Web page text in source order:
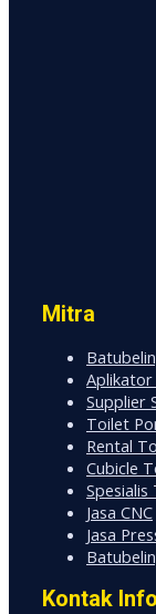
Mitra
Aplikator
Supplier
Toilet
Rental
Cubicle
Spesialis
Jasa CNC
Jasa
Kontak Info